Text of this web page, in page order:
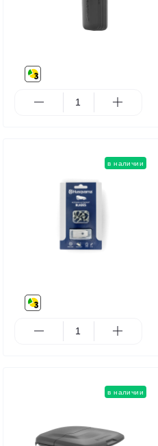
в наличии
в наличии